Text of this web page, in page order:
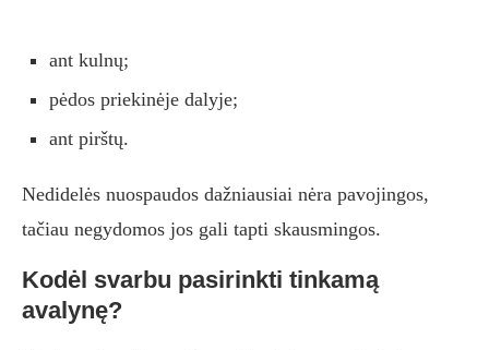
ant kulnų;
pėdos priekinėje dalyje;
ant pirštų.
Nedidelės nuospaudos dažniausiai nėra pavojingos,
tačiau negydomos jos gali tapti skausmingos.
Kodėl svarbu pasirinkti tinkamą
avalynę?